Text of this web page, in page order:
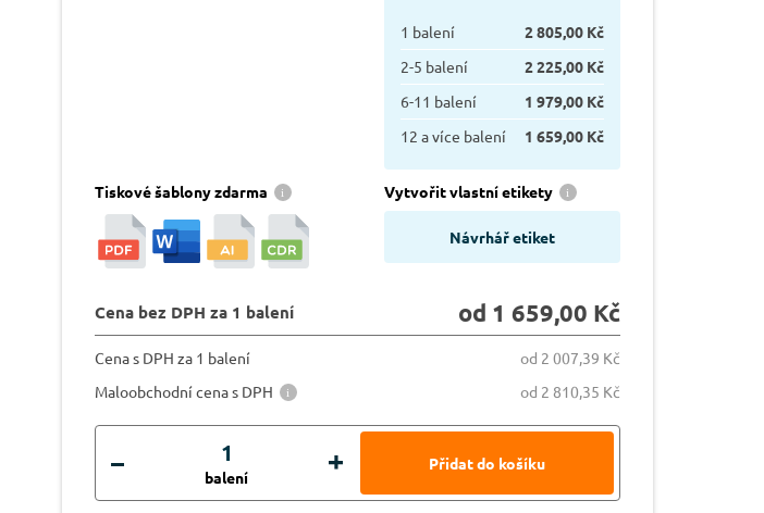
1 balení
2 805,00 Kč
2-5 balení
2 225,00 Kč
6-11 balení
1 979,00 Kč
12 a více balení
1 659,00 Kč
Tiskové šablony zdarma Vytvořit vlastní etikety
Návrhář etiket
Cena bez DPH za 1 balení od 1 659,00 Kč
Cena s DPH za 1 balení
od 2 007,39 Kč
Maloobchodní cena s DPH
od 2 810,35 Kč
balení